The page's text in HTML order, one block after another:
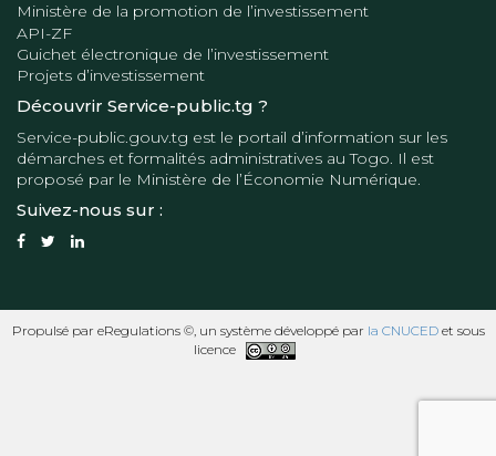
Ministère de la promotion de l’investissement
API-ZF
Guichet électronique de l’investissement
Projets d’investissement
Découvrir Service-public.tg ?
Service-public.gouv.tg est le portail d’information sur les
démarches et formalités administratives au Togo. Il est
proposé par le Ministère de l’Économie Numérique.
Suivez-nous sur :
Propulsé par eRegulations ©, un système développé par la CNUCEDet sous
licence